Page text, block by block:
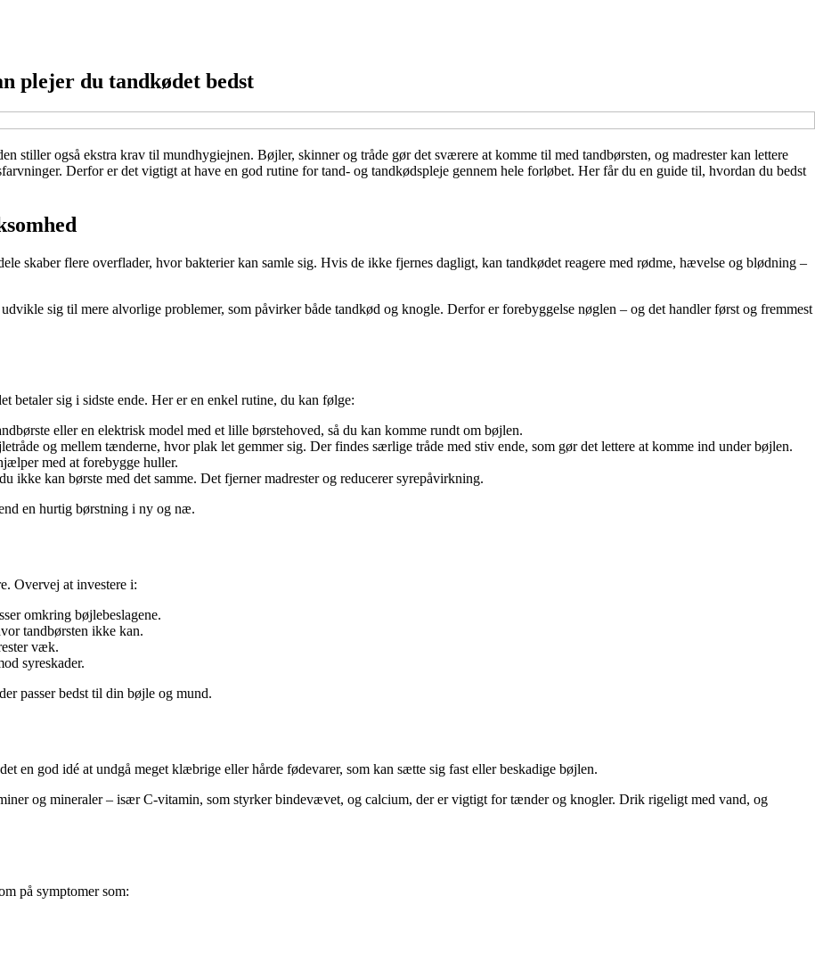
plejer du tandkødet bedst
stiller også ekstra krav til mundhygiejnen. Bøjler, skinner og tråde gør det sværere at komme til med tandbørsten, og madrester kan lettere
Derfor er det vigtigt at have en god rutine for tand- og tandkødspleje gennem hele forløbet. Her får du en guide til, hvordan du bedst
skaber flere overflader, hvor bakterier kan samle sig. Hvis de ikke fjernes dagligt, kan tandkødet reagere med rødme, hævelse og blødning –
sig til mere alvorlige problemer, som påvirker både tandkød og knogle. Derfor er forebyggelse nøglen – og det handler først og fremmest
betaler sig i sidste ende. Her er en enkel rutine, du kan følge:
eller en elektrisk model med et lille børstehoved, så du kan komme rundt om bøjlen.
og mellem tænderne, hvor plak let gemmer sig. Der findes særlige tråde med stiv ende, som gør det lettere at komme ind under bøjlen.
med at forebygge huller.
ikke kan børste med det samme. Det fjerner madrester og reducerer syrepåvirkning.
en hurtig børstning i ny og næ.
Overvej at investere i:
omkring bøjlebeslagene.
tandbørsten ikke kan.
væk.
syreskader.
passer bedst til din bøjle og mund.
en god idé at undgå meget klæbrige eller hårde fødevarer, som kan sætte sig fast eller beskadige bøjlen.
og mineraler – især C-vitamin, som styrker bindevævet, og calcium, der er vigtigt for tænder og knogler. Drik rigeligt med vand, og
på symptomer som: